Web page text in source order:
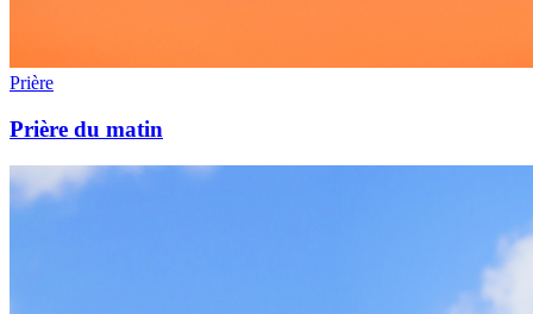
Prière
Prière du matin